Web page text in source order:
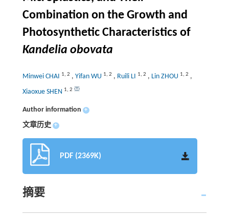
Combination on the Growth and
Photosynthetic Characteristics of
Kandelia obovata
Minwei CHAI 1, 2 , Yifan WU 1, 2 , Ruili LI 1, 2 , Lin ZHOU 1, 2 ,
Xiaoxue SHEN 1, 2
Author information +
文章历史 +
PDF (2369K)
摘要